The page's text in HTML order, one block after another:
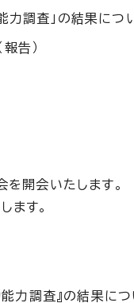
調査」の結果につい
告）
開会いたします。
ます。
力調査』の結果につ